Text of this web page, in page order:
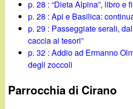
p. 28 : “Dieta Alpina”, libro e
p. 28 : Api e Basilica:
p. 29 : Passeggiate serali,
caccia ai tesori”
p. 32 : Addio ad Ermanno
degli zoccoli
Parrocchia di Cirano